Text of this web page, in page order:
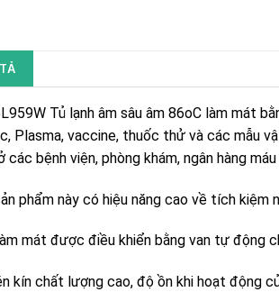
Tủ lạnh âm sâu âm 86oC làm mát
Plasma, vaccine, thuốc thử và các mẫu
các bệnh viện, phòng khám, ngân hàng
phẩm này có hiệu năng cao về tích
mát được điều khiển bằng van tự động
kín chất lượng cao, độ ồn khi hoạt động